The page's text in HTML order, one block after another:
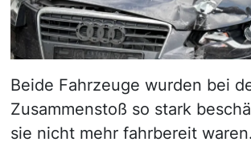
Beide Fahrzeuge wurden bei
Zusammenstoß so stark
sie nicht mehr fahrbereit